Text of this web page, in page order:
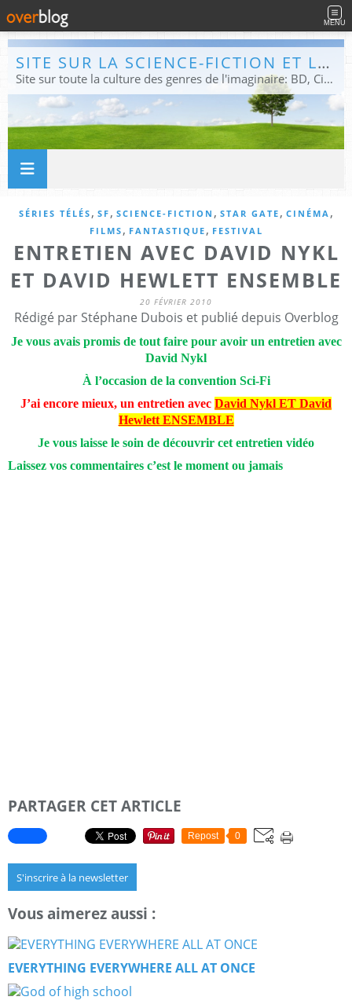
MENU
SITE SUR LA SCIENCE-FICTION ET LE FANTASTIQUE
Site sur toute la culture des genres de l'imaginaire: BD, Cinéma, Livre, Jeux, Théâtre. Présent dans les principaux festivals de film fantastique e de science-fiction, salons et conventions.
SÉRIES TÉLÉS , SF , SCIENCE-FICTION , STAR GATE , CINÉMA ,
FILMS , FANTASTIQUE , FESTIVAL
ENTRETIEN AVEC DAVID NYKL
ET DAVID HEWLETT ENSEMBLE
20 FÉVRIER 2010
Rédigé par Stéphane Dubois et publié depuis Overblog
Je vous avais promis de tout faire pour avoir un entretien avec
David Nykl
À l’occasion de la convention Sci-Fi
J’ai encore mieux, un entretien avec David Nykl ET David
Hewlett ENSEMBLE
Je vous laisse le soin de découvrir cet entretien vidéo
Laissez vos commentaires c’est le moment ou jamais
PARTAGER CET ARTICLE
Repost 0
S'inscrire à la newsletter
Vous aimerez aussi :
EVERYTHING EVERYWHERE ALL AT ONCE